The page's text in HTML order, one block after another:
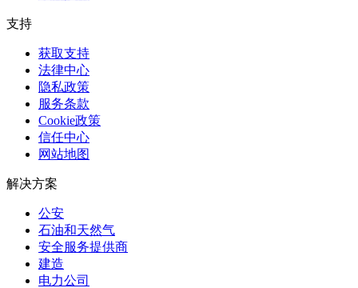
支持
获取支持
法律中心
隐私政策
服务条款
Cookie政策
信任中心
网站地图
解决方案
公安
石油和天然气
安全服务提供商
建造
电力公司